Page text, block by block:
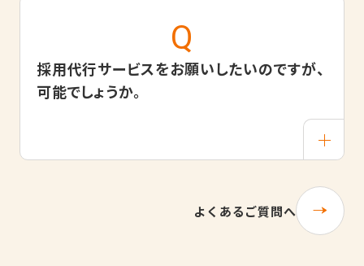
採用代行サービスをお願いしたいのですが、
可能でしょうか。
よくあるご質問へ